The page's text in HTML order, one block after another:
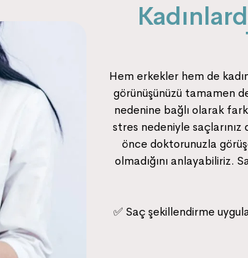
Hem erkekler hem de
görünüşünüzü tamamen
nedenine bağlı olarak
stres nedeniyle
önce doktorunuzla
olmadığını anlayabiliriz.
✅ Saç şekillendirme